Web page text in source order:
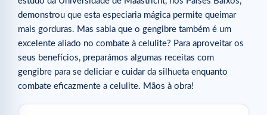
demonstrou que esta especiaria mágica permite queimar
mais gorduras. Mas sabia que o gengibre também é um
excelente aliado no combate à celulite? Para aproveitar os
seus benefícios, preparámos algumas receitas com
gengibre para se deliciar e cuidar da silhueta enquanto
combate eficazmente a celulite. Mãos à obra!